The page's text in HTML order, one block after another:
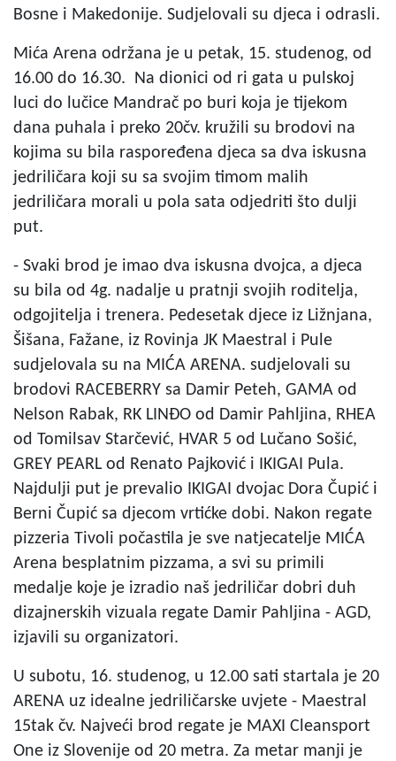
Bosne i Makedonije. Sudjelovali su djeca i odrasli.
Mića Arena održana je u petak, 15. studenog, od
16.00 do 16.30. Na dionici od ri gata u pulskoj
luci do lučice Mandrač po buri koja je tijekom
dana puhala i preko 20čv. kružili su brodovi na
kojima su bila raspoređena djeca sa dva iskusna
jedriličara koji su sa svojim timom malih
jedriličara morali u pola sata odjedriti što dulji
put.
- Svaki brod je imao dva iskusna dvojca, a djeca
su bila od 4g. nadalje u pratnji svojih roditelja,
odgojitelja i trenera. Pedesetak djece iz Ližnjana,
Šišana, Fažane, iz Rovinja JK Maestral i Pule
sudjelovala su na MIĆA ARENA. sudjelovali su
brodovi RACEBERRY sa Damir Peteh, GAMA od
Nelson Rabak, RK LINĐO od Damir Pahljina, RHEA
od Tomilsav Starčević, HVAR 5 od Lučano Sošić,
GREY PEARL od Renato Pajković i IKIGAI Pula.
Najdulji put je prevalio IKIGAI dvojac Dora Čupić i
Berni Čupić sa djecom vrtićke dobi. Nakon regate
pizzeria Tivoli počastila je sve natjecatelje MIĆA
Arena besplatnim pizzama, a svi su primili
medalje koje je izradio naš jedriličar dobri duh
dizajnerskih vizuala regate Damir Pahljina - AGD,
izjavili su organizatori.
U subotu, 16. studenog, u 12.00 sati startala je 20
ARENA uz idealne jedriličarske uvjete - Maestral
15tak čv. Najveći brod regate je MAXI Cleansport
One iz Slovenije od 20 metra. Za metar manji je